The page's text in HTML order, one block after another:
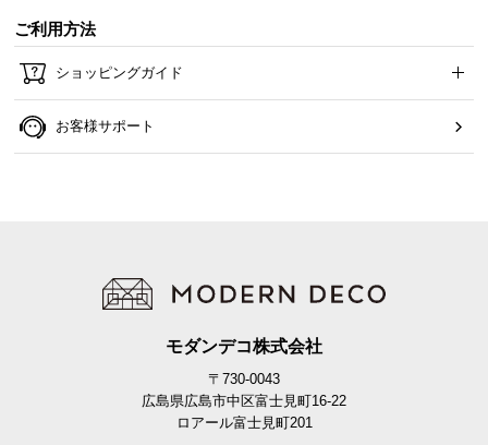
ご利用方法
ショッピングガイド
お客様サポート
モダンデコ株式会社
〒730-0043
広島県広島市中区富士見町16-22
ロアール富士見町201